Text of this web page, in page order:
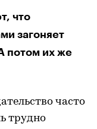
что
загоняет
потом их же
часто
трудно